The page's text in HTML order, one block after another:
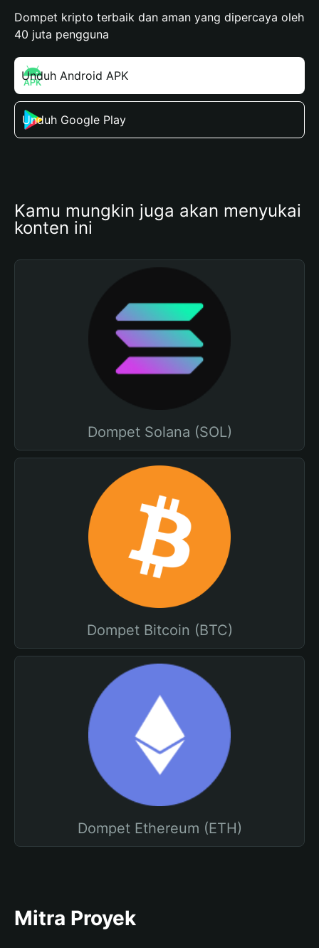
Dompet kripto terbaik dan aman yang dipercaya oleh
40 juta pengguna
Unduh Android APK
Unduh Google Play
Kamu mungkin juga akan menyukai
konten ini
Dompet Solana (SOL)
Dompet Bitcoin (BTC)
Dompet Ethereum (ETH)
Mitra Proyek